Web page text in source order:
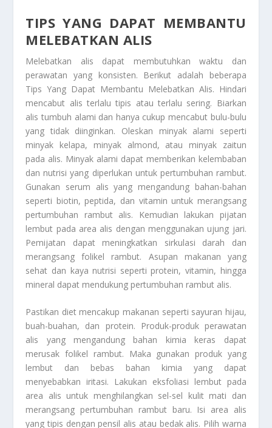
TIPS YANG DAPAT MEMBANTU
MELEBATKAN ALIS
Melebatkan alis dapat membutuhkan waktu dan
perawatan yang konsisten. Berikut adalah beberapa
Tips Yang Dapat Membantu Melebatkan Alis. Hindari
mencabut alis terlalu tipis atau terlalu sering. Biarkan
alis tumbuh alami dan hanya cukup mencabut bulu-bulu
yang tidak diinginkan. Oleskan minyak alami seperti
minyak kelapa, minyak almond, atau minyak zaitun
pada alis. Minyak alami dapat memberikan kelembaban
dan nutrisi yang diperlukan untuk pertumbuhan rambut.
Gunakan serum alis yang mengandung bahan-bahan
seperti biotin, peptida, dan vitamin untuk merangsang
pertumbuhan rambut alis. Kemudian lakukan pijatan
lembut pada area alis dengan menggunakan ujung jari.
Pemijatan dapat meningkatkan sirkulasi darah dan
merangsang folikel rambut. Asupan makanan yang
sehat dan kaya nutrisi seperti protein, vitamin, hingga
mineral dapat mendukung pertumbuhan rambut alis.
Pastikan diet mencakup makanan seperti sayuran hijau,
buah-buahan, dan protein. Produk-produk perawatan
alis yang mengandung bahan kimia keras dapat
merusak folikel rambut. Maka gunakan produk yang
lembut dan bebas bahan kimia yang dapat
menyebabkan iritasi. Lakukan eksfoliasi lembut pada
area alis untuk menghilangkan sel-sel kulit mati dan
merangsang pertumbuhan rambut baru. Isi area alis
yang tipis dengan pensil alis atau bedak alis. Pilih warna